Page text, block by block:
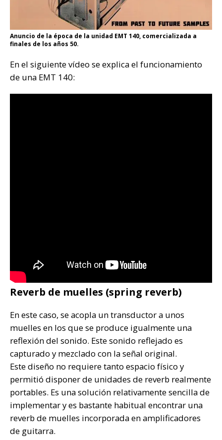
Anuncio de la época de la unidad EMT 140, comercializada a
finales de los años 50.
En el siguiente vídeo se explica el funcionamiento
de una EMT 140:
Reverb de muelles (spring reverb)
En este caso, se acopla un transductor a unos
muelles en los que se produce igualmente una
reflexión del sonido. Este sonido reflejado es
capturado y mezclado con la señal original.
Este diseño no requiere tanto espacio físico y
permitió disponer de unidades de reverb realmente
portables. Es una solución relativamente sencilla de
implementar y es bastante habitual encontrar una
reverb de muelles incorporada en amplificadores
de guitarra.